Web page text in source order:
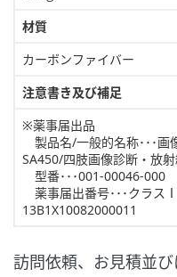
材質
カーボンファイバー
注意書き及び補足
※薬事届出品
製品名/一般的名称･･･画
SA450/四肢画像診断・放
型番･･･001-00046-000
薬事届出番号･･･クラス
13B1X10082000011
訪問依頼、お見積並